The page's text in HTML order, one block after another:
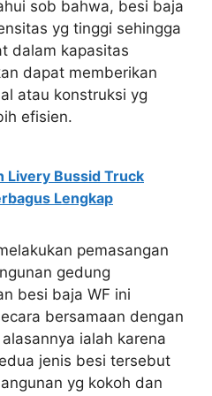
sob bahwa, besi baja
yg tinggi sehingga
dalam kapasitas
dapat memberikan
atau konstruksi yg
efisien.
Livery Bussid Truck
Lengkap
pemasangan
gedung
besi baja WF ini
bersamaan dengan
ialah karena
jenis besi tersebut
yg kokoh dan